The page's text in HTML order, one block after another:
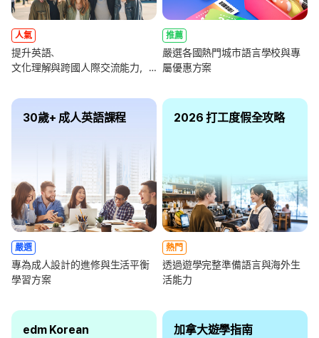
人氣
提升英語、
文化理解與跨國人際交流能力，
推薦
嚴選各國熱門城市語言學校與專
屬優惠方案
30歲+ 成人英語課程
嚴選
專為成人設計的進修與生活平衡
學習方案
2026 打工度假全攻略
熱門
透過遊學完整準備語言與海外生
活能力
edm Korean
加拿大遊學指南